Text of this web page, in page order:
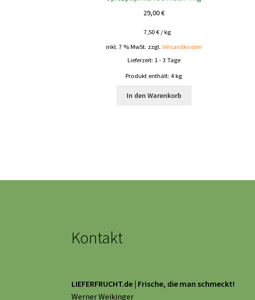
29,00€
7,50 €/kg
inkl. 7 % MwSt. zzgl. Versandkosten
Lieferzeit: 1 - 3 Tage
Produkt enthält: 4kg
In den Warenkorb
Kontakt
LIEFERFRUCHT.de | Frische, die man schmeckt!
Werner Weikinger